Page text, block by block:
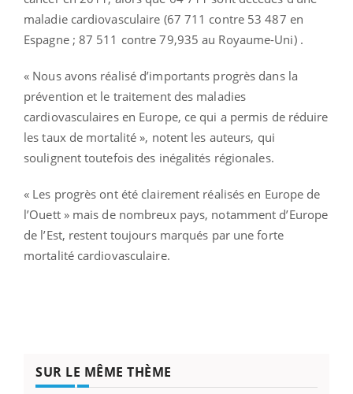
maladie cardiovasculaire (67 711 contre 53 487 en
Espagne ; 87 511 contre 79,935 au Royaume-Uni) .
« Nous avons réalisé d’importants progrès dans la
prévention et le traitement des maladies
cardiovasculaires en Europe, ce qui a permis de réduire
les taux de mortalité », notent les auteurs, qui
soulignent toutefois des inégalités régionales.
« Les progrès ont été clairement réalisés en Europe de
l’Ouett » mais de nombreux pays, notamment d’Europe
de l’Est, restent toujours marqués par une forte
mortalité cardiovasculaire.
SUR LE MÊME THÈME